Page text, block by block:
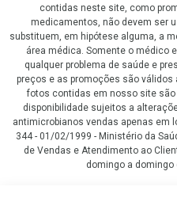
contidas neste site, como
medicamentos, não devem ser
substituem, em hipótese alguma, a
área médica. Somente o médico
qualquer problema de saúde e
preços e as promoções são válidos
fotos contidas em nosso site
disponibilidade sujeitos a
antimicrobianos vendas apenas em
344 - 01/02/1999 - Ministério da
de Vendas e Atendimento ao
domingo a domingo